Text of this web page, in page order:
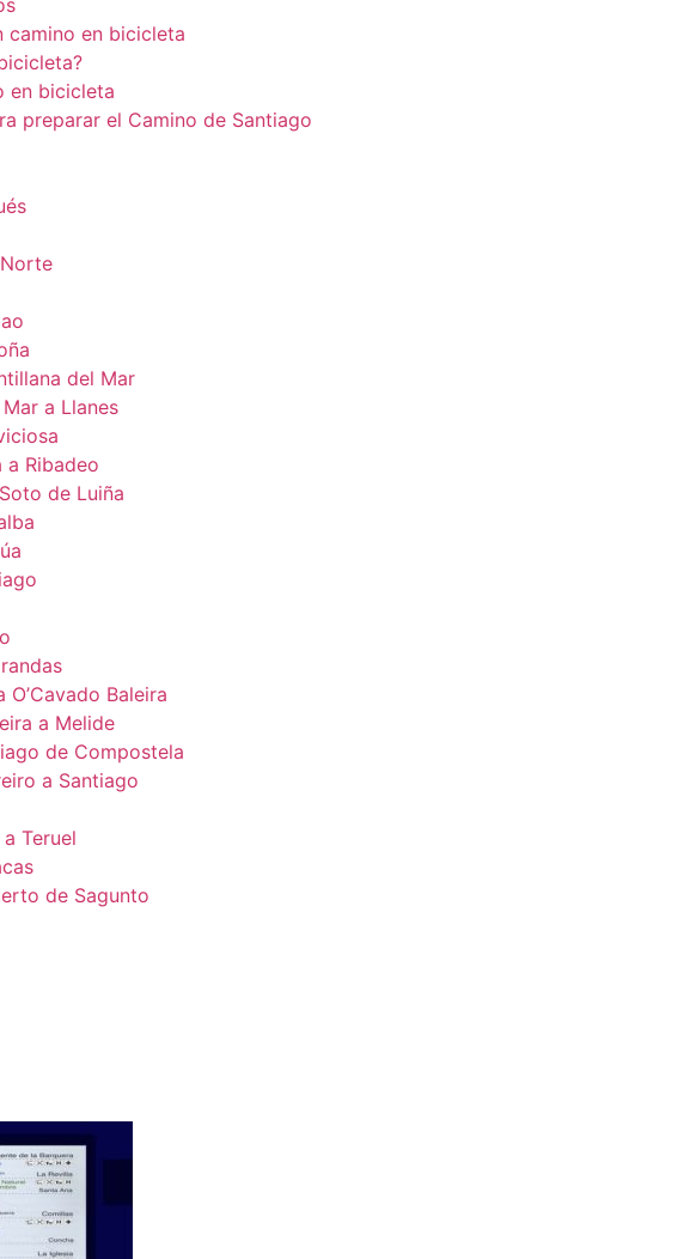
camino en bicicleta
en bicicleta
preparar el Camino de Santiago
del Mar
a Llanes
a Ribadeo
de Luiña
Baleira
a Melide
de Compostela
a Santiago
Teruel
de Sagunto